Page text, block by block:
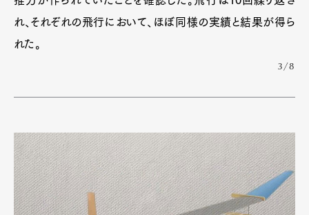
れ、それぞれの飛行において、ほぼ同様の実績と結果が得ら
れた。
3/8